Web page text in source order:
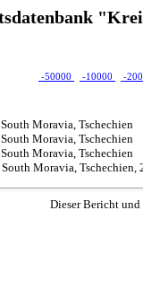
-50000 -10000 -
Moravia, Tschechien
Moravia, Tschechien
Moravia, Tschechien
Moravia, Tschechien,
Dieser Bericht